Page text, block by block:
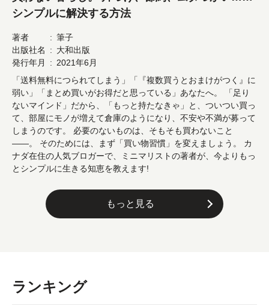
シンプルに解決する方法
著者
筆子
出版社名
大和出版
発行年月
2021年6月
「送料無料につられてしまう」「『複数買うとおまけがつく』に
弱い」「まとめ買いがお得だと思っている」あなたへ。 「足り
ないマインド」だから、「もっと持たなきゃ」と、ついつい買っ
て、部屋にモノが増えて倉庫のようになり、不安や不満が募って
しまうのです。 必要のないものは、そもそも買わないこと
――。 そのためには、まず「買い物習慣」を変えましょう。 カ
ナダ在住の人気ブロガーで、ミニマリストの著者が、今よりもっ
とシンプルに生きる知恵を教えます!
もっと見る
ランキング